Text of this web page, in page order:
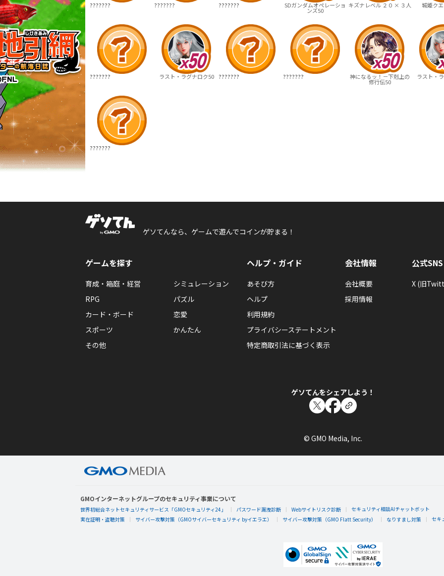
??????? ??????? ??????? SDガンダムオペレーショ
ンズ50
キズナレベル ２０ × ３人 城姫ク
??????? ラスト・ラグナロク50 ??????? ??????? 神になるッ！－下剋上の
修行伝50
ラスト・
???????
ゲソてんなら、ゲームで遊んでコインが貯まる！
ゲームを探す
育成・箱庭・経営
シミュレーション
RPG
パズル
カード・ボード
恋愛
スポーツ
かんたん
その他
ヘルプ・ガイド
あそび方
ヘルプ
利用規約
プライバシーステートメント
特定商取引法に基づく表示
会社情報
会社概要
採用情報
公式SNS
X (旧
ゲソてんをシェアしよう！
© GMO Media, Inc.
GMOインターネットグループのセキュリティ事業について
世界初総合ネットセキュリティサービス「GMOセキュリティ24」 パスワード漏洩診断 Webサイトリスク診断
セキュリティ相談AIチャットボット
実在証明・盗聴対策
サイバー攻撃対策（GMOサイバーセキュリティ byイエラエ） サイバー攻撃対策（GMO Flatt Security） なりすまし対策 セキ